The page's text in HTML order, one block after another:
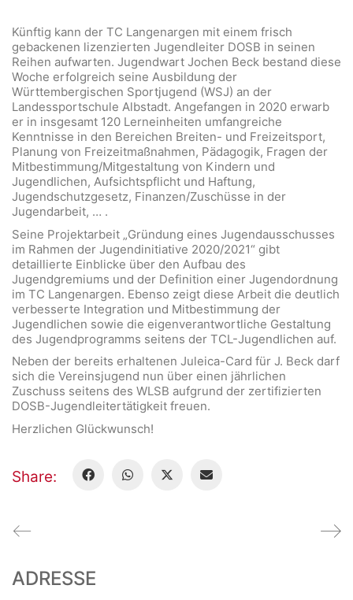
Künftig kann der TC Langenargen mit einem frisch
gebackenen lizenzierten Jugendleiter DOSB in seinen
Reihen aufwarten. Jugendwart Jochen Beck bestand diese
Woche erfolgreich seine Ausbildung der
Württembergischen Sportjugend (WSJ) an der
Landessportschule Albstadt. Angefangen in 2020 erwarb
er in insgesamt 120 Lerneinheiten umfangreiche
Kenntnisse in den Bereichen Breiten- und Freizeitsport,
Planung von Freizeitmaßnahmen, Pädagogik, Fragen der
Mitbestimmung/Mitgestaltung von Kindern und
Jugendlichen, Aufsichtspflicht und Haftung,
Jugendschutzgesetz, Finanzen/Zuschüsse in der
Jugendarbeit, … .
Seine Projektarbeit „Gründung eines Jugendausschusses
im Rahmen der Jugendinitiative 2020/2021“ gibt
detaillierte Einblicke über den Aufbau des
Jugendgremiums und der Definition einer Jugendordnung
im TC Langenargen. Ebenso zeigt diese Arbeit die deutlich
verbesserte Integration und Mitbestimmung der
Jugendlichen sowie die eigenverantwortliche Gestaltung
des Jugendprogramms seitens der TCL-Jugendlichen auf.
Neben der bereits erhaltenen Juleica-Card für J. Beck darf
sich die Vereinsjugend nun über einen jährlichen
Zuschuss seitens des WLSB aufgrund der zertifizierten
DOSB-Jugendleitertätigkeit freuen.
Herzlichen Glückwunsch!
Share:
ADRESSE